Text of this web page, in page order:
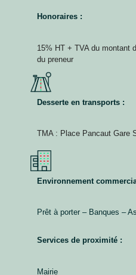
Honoraires :
15% HT + TVA du montant
du preneur
Desserte en transports :
TMA : Place Pancaut Gare
Environnement
Prêt à porter – Banques –
Services de proximité :
Mairie